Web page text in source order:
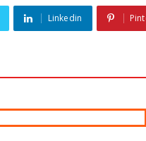
Linkedin